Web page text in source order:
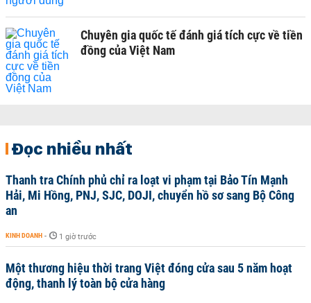
Chuyên gia quốc tế đánh giá tích cực về tiền
đồng của Việt Nam
Đọc nhiều nhất
Thanh tra Chính phủ chỉ ra loạt vi phạm tại Bảo Tín Mạnh
Hải, Mi Hồng, PNJ, SJC, DOJI, chuyển hồ sơ sang Bộ Công
an
KINH DOANH - 1 giờ trước
Một thương hiệu thời trang Việt đóng cửa sau 5 năm hoạt
động, thanh lý toàn bộ cửa hàng